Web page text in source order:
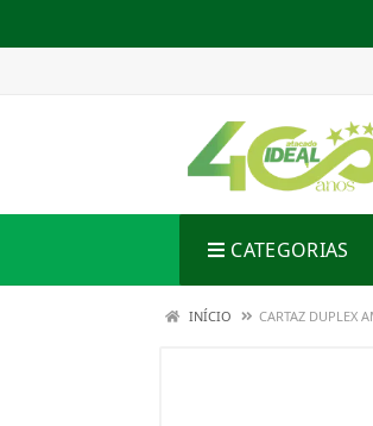
CATEGORIAS
INÍCIO CARTAZ DUPLEX